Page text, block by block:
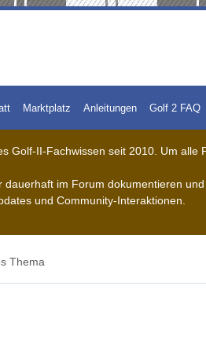
Marktplatz Anleitungen Golf 2 FAQ
Golf-II-Fachwissen seit 2010. Um
im Forum dokumentieren
und Community-Interaktionen.
Thema